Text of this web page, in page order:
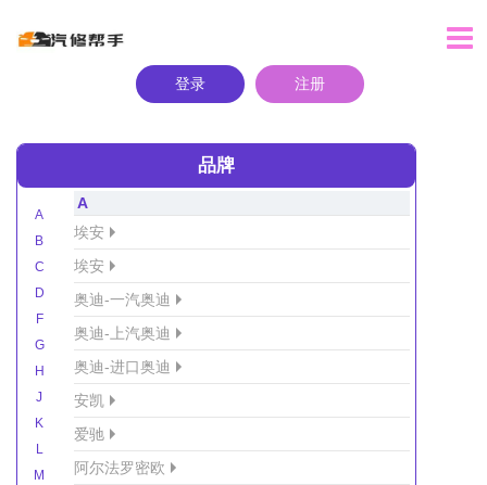
登录 注册
品牌
A
B
C
D
F
G
H
J
K
L
M
A
埃安
埃安
奥迪-一汽奥迪
奥迪-上汽奥迪
奥迪-进口奥迪
安凯
爱驰
阿尔法罗密欧